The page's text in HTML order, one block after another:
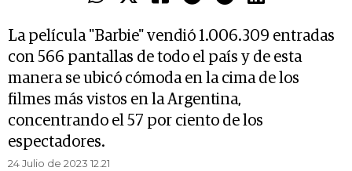
La película "Barbie" vendió 1.006.309 entradas
con 566 pantallas de todo el país y de esta
manera se ubicó cómoda en la cima de los
filmes más vistos en la Argentina,
concentrando el 57 por ciento de los
espectadores.
24 Julio de 2023 12.21